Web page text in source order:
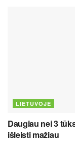
LIETUVOJE
Daugiau nei 3
išleisti mažiau